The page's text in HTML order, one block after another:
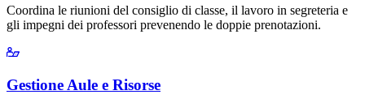
Coordina le riunioni del consiglio di classe, il lavoro in segreteria e
gli impegni dei professori prevenendo le doppie prenotazioni.
Gestione Aule e Risorse